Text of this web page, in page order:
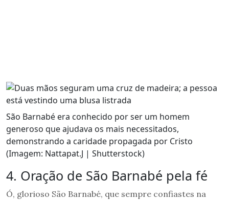
São Barnabé era conhecido por ser um homem
generoso que ajudava os mais necessitados,
demonstrando a caridade propagada por Cristo
(Imagem: Nattapat.J | Shutterstock)
4. Oração de São Barnabé pela fé
Ó, glorioso São Barnabé, que sempre confiastes na